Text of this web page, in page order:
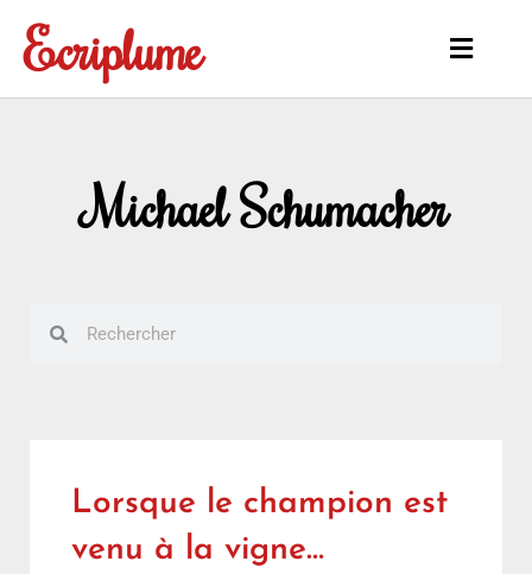
contenu
Ecriplume
Main
Michael Schumacher
Lorsque le champion est
venu à la vigne…